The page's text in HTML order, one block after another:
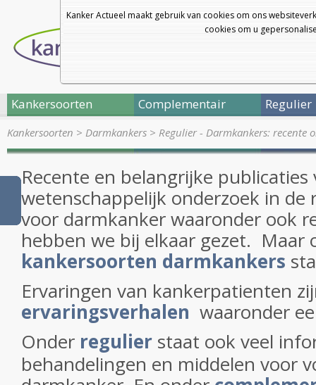
Kanker Actueel maakt gebruik van cookies om ons
cookies om u
Kankersoorten Complementair Regulier
Kankersoorten > Darmkankers > Regulier - Darmkankers: recente
Recente en belangrijke publicaties
wetenschappelijk onderzoek in de
voor darmkanker waaronder ook
hebben we bij elkaar gezet. Maar
kankersoorten darmkankers
Ervaringen van kankerpatienten
ervaringsverhalen waaronder
Onder regulier staat ook veel
behandelingen en middelen voor